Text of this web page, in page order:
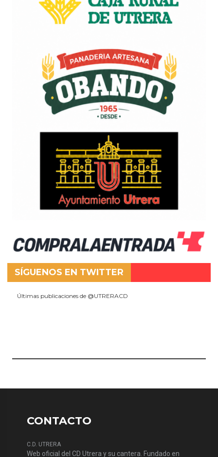
SÍGUENOS EN TWITTER
Últimas publicaciones de @UTRERACD
CONTACTO
C.D. UTRERA
Web oficial del CD Utrera y su cantera. Fundado en